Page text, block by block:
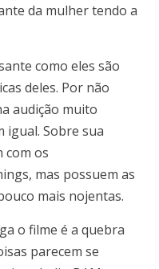
da mulher tendo a
como eles são
deles. Por não
audição muito
igual. Sobre sua
com os
mas possuem as
mais nojentas.
o filme é a quebra
parecem se